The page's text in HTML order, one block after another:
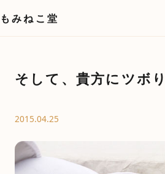
もみねこ堂
そして、貴方にツボ
2015.04.25